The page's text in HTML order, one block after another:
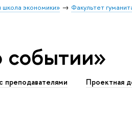
экономики» Факультет
Проектная